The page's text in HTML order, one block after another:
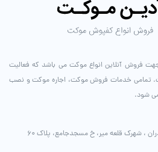
فروش آنلاین انواع موکت می باشد که فعالیت
شروع کرده است. تمامی خدمات فروش موکت، اجاره موکت و نصب
شود.
، شهرک قلعه میر، خ مسجدجامع، پلاک 60